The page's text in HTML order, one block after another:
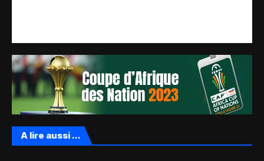
A lire aussi ...